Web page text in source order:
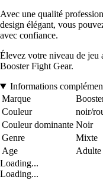
Avec une qualité
design élégant, vous
avec confiance.
Élevez votre niveau de jeu
Booster Fight Gear.
Informations
Marque
Couleur
noir/
Couleur dominante Noir
Genre
Mixte
Age
Adulte
Loading...
Loading...